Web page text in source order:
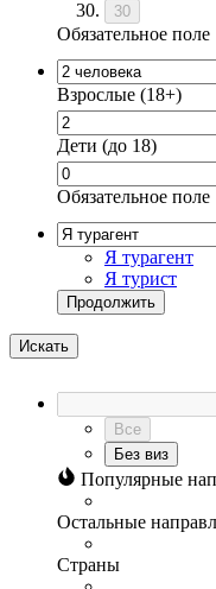
30
Обязательное поле
Взрослые (18+)
Дети (до 18)
Обязательное поле
Я турагент
Я турист
Продолжить
Искать
Все
Без виз
Популярные
Остальные
Страны